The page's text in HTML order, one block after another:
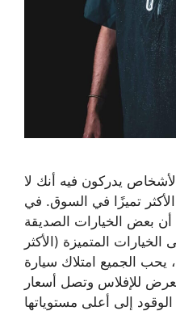
يدركون فيه أنك لا
تميزًا في السوق. في
أن بعض الخيارات الصديقة
الخيارات المتميزة (الأكثر
يحب الجميع امتلاك سيارة
أن تتعرض للإفلاس وتصل أسعار